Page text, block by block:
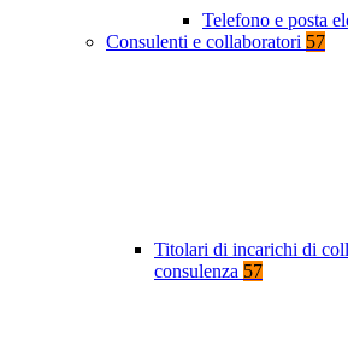
Telefono e posta
Consulenti e collaboratori 57
Titolari di incarichi di
consulenza 57